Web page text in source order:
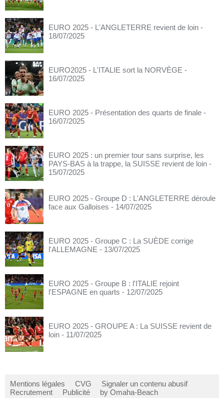
EURO 2025 - L'ANGLETERRE revient de loin -
18/07/2025
EURO2025 - L'ITALIE sort la NORVÈGE -
16/07/2025
EURO 2025 - Présentation des quarts de finale -
16/07/2025
EURO 2025 : un premier tour sans surprise, les
PAYS-BAS à la trappe, la SUISSE revient de loin -
15/07/2025
EURO 2025 - Groupe D : L'ANGLETERRE déroule
face aux Galloises - 14/07/2025
EURO 2025 - Groupe C : La SUÈDE corrige
l'ALLEMAGNE - 13/07/2025
EURO 2025 - Groupe B : l'ITALIE rejoint
l'ESPAGNE en quarts - 12/07/2025
EURO 2025 - GROUPE A : La SUISSE revient de
loin - 11/07/2025
Mentions légales CVG
Signaler un contenu abusif
Recrutement
Publicité by Omaha-Beach